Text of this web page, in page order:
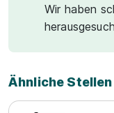
Wir haben
Ähnliche Stellen